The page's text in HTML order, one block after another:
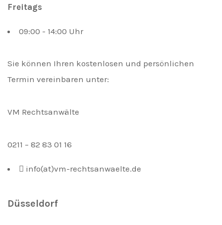
Freitags
09:00 - 14:00 Uhr
Sie können Ihren kostenlosen und persönlichen
Termin vereinbaren unter:
VM Rechtsanwälte
0211 – 82 83 01 16
info(at)vm-rechtsanwaelte.de
Düsseldorf